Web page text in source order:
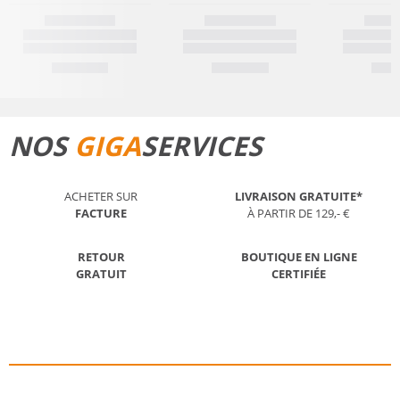
NOS GIGASERVICES
ACHETER SUR
FACTURE
LIVRAISON GRATUITE*
À PARTIR DE 129,- €
RETOUR
GRATUIT
BOUTIQUE EN LIGNE
CERTIFIÉE